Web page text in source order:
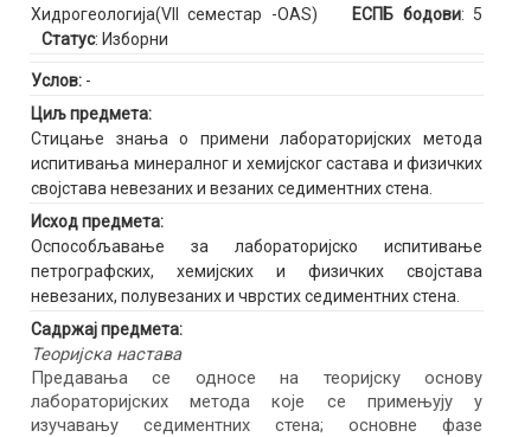
Хидрогеологија(VII семестар -OAS)
ЕСПБ бодови: 5
Статус: Изборни
Услов: -
Циљ предмета:
Стицање знања о примени лабораторијских метода
испитивања минералног и хемијског састава и физичких
својстава невезаних и везаних седиментних стена.
Исход предмета:
Оспособљавање за лабораторијско испитивање
петрографских, хемијских и физичких својстава
невезаних, полувезаних и чврстих седиментних стена.
Садржај предмета:
Теоријска настава
Предавања се односе на теоријску основу
лабораторијских метода које се примењују у
изучавању седиментних стена; основне фазе